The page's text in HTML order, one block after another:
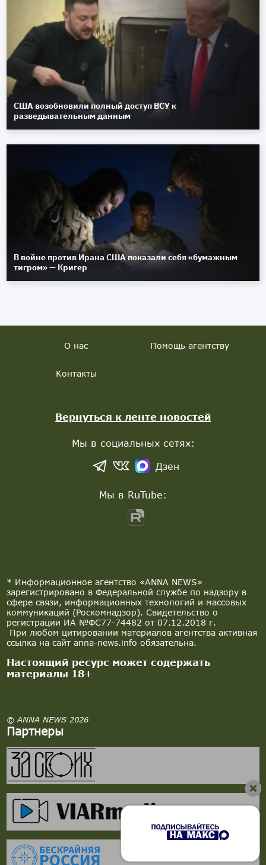
США возобновили полный доступ ВСУ к
разведывательным данным
В войне против Ирана США показали себя «бумажным
тигром» — Кригер
* Информационное агентство «ANNA NEWS»
зарегистрировано в Федеральной службе по надзору в
сфере связи, информационных технологий и массовых
коммуникаций (Роскомнадзор). Свидетельство о
регистрации ИА №ФС77-74482 от 07.12.2018 г.
При любом цитировании материалов агентства активная
ссылка на сайт anna-news.info обязательна.
Настоящий ресурс может содержать
материалы 18+
© ANNA NEWS 2026
Партнеры
О нас Помощь агентству
Контакты
Вернуться к ленте новостей
Мы в социальных сетях:
Дзен
Мы в RuTube: